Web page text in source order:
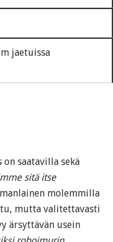
jaetuissa
on saatavilla sekä
sitä itse
molemmilla
mutta valitettavasti
ärsyttävän usein